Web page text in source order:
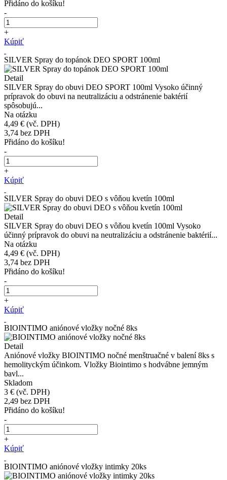
Přidáno do košíku!
-
+
Kúpiť
SILVER Spray do topánok DEO SPORT 100ml
Detail
SILVER Spray do obuvi DEO SPORT 100ml Vysoko účinný
prípravok do obuvi na neutralizáciu a odstránenie baktérií
spôsobujú...
Na otázku
4,49 € (vč. DPH)
3,74 bez DPH
Přidáno do košíku!
-
+
Kúpiť
SILVER Spray do obuvi DEO s vôňou kvetín 100ml
Detail
SILVER Spray do obuvi DEO s vôňou kvetín 100ml Vysoko
účinný prípravok do obuvi na neutralizáciu a odstránenie baktérií...
Na otázku
4,49 € (vč. DPH)
3,74 bez DPH
Přidáno do košíku!
-
+
Kúpiť
BIOINTIMO aniónové vložky nočné 8ks
Detail
Aniónové vložky BIOINTIMO nočné menštruačné v balení 8ks s
hemolityckým účinkom. Vložky Biointimo s hodvábne jemným
bavl...
Skladom
3 € (vč. DPH)
2,49 bez DPH
Přidáno do košíku!
-
+
Kúpiť
BIOINTIMO aniónové vložky intimky 20ks